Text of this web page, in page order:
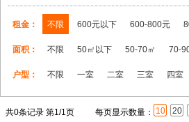
租金： 不限 600元以下 600-800元
面积： 不限 50㎡以下 50-70㎡ 70-
户型： 不限 一室 二室 三室 四室
共0条记录 第1/1页 每页显示数量： 10 20